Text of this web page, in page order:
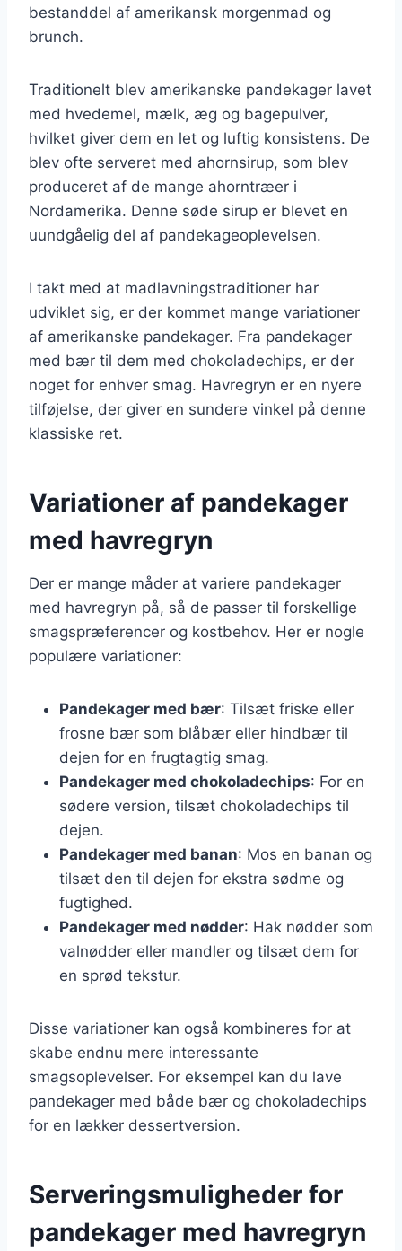
bestanddel af amerikansk morgenmad og
brunch.
Traditionelt blev amerikanske pandekager lavet
med hvedemel, mælk, æg og bagepulver,
hvilket giver dem en let og luftig konsistens. De
blev ofte serveret med ahornsirup, som blev
produceret af de mange ahorntræer i
Nordamerika. Denne søde sirup er blevet en
uundgåelig del af pandekageoplevelsen.
I takt med at madlavningstraditioner har
udviklet sig, er der kommet mange variationer
af amerikanske pandekager. Fra pandekager
med bær til dem med chokoladechips, er der
noget for enhver smag. Havregryn er en nyere
tilføjelse, der giver en sundere vinkel på denne
klassiske ret.
Variationer af pandekager
med havregryn
Der er mange måder at variere pandekager
med havregryn på, så de passer til forskellige
smagspræferencer og kostbehov. Her er nogle
populære variationer:
Pandekager med bær: Tilsæt friske eller
frosne bær som blåbær eller hindbær til
dejen for en frugtagtig smag.
Pandekager med chokoladechips: For en
sødere version, tilsæt chokoladechips til
dejen.
Pandekager med banan: Mos en banan og
tilsæt den til dejen for ekstra sødme og
fugtighed.
Pandekager med nødder: Hak nødder som
valnødder eller mandler og tilsæt dem for
en sprød tekstur.
Disse variationer kan også kombineres for at
skabe endnu mere interessante
smagsoplevelser. For eksempel kan du lave
pandekager med både bær og chokoladechips
for en lækker dessertversion.
Serveringsmuligheder for
pandekager med havregryn